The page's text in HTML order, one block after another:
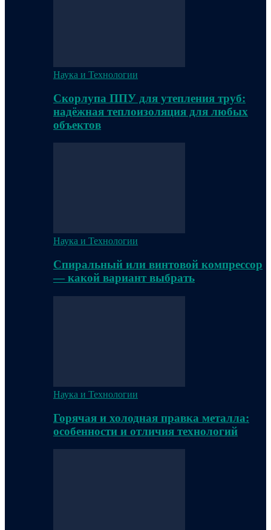
Наука и Технологии
Скорлупа ППУ для утепления труб:
надёжная теплоизоляция для любых
объектов
Наука и Технологии
Спиральный или винтовой компрессор
— какой вариант выбрать
Наука и Технологии
Горячая и холодная правка металла:
особенности и отличия технологий